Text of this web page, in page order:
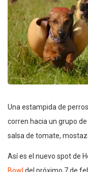
Una estampida de
corren hacia un grupo
salsa de tomate,
Así es el nuevo spot de